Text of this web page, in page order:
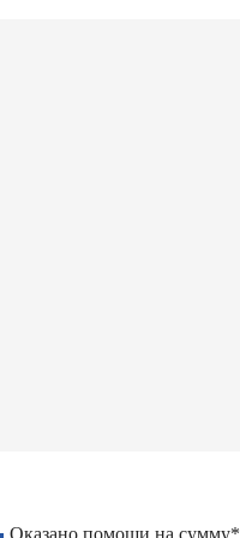
Оказано помощи на сумму*